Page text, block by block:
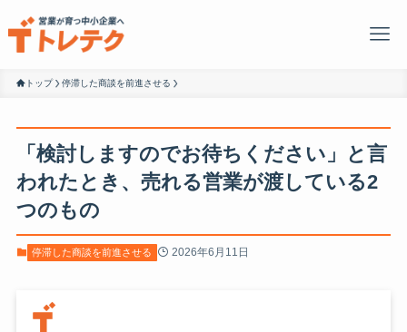
トップ 停滞した商談を前進させる
「検討しますのでお待ちください」と言
われたとき、売れる営業が渡している2
つのもの
停滞した商談を前進させる 2026年6月11日